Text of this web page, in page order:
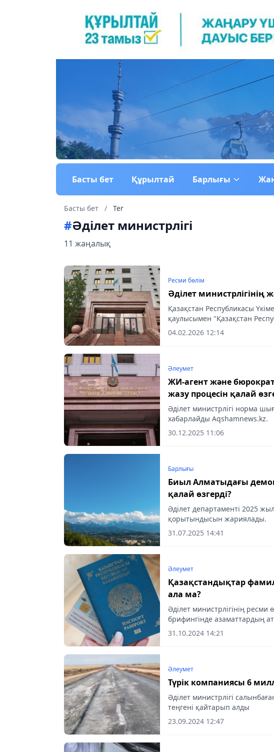
Басты бет Құрылтай Барлығы
Басты бет / Тег
#Әділет министрлігі
11 жаңалық
Ресми бөлім
Әділет министрлігінің
Қазақстан Республикасы
қаулысымен "Қазақстан
қызметі туралы" Ережеге
хабарлайды...
04.02.2026 12:14
Әлеумет
ЖИ-агент және
жазу процесін қалай
Әділет министрлігі норма
хабарлайды Aqshamnews.kz.
30.12.2025 11:06
Барлығы
Биыл Алматыдағы
қалай өзгерді?
Әділет департаменті 2025
қорытындысын жариялады.
31.07.2025 14:41
Әлеумет
Қазақстандықтар
ала ма?
Әділет министрлігінің ресми
брифингінде азаматтардың
қатысты жиі сұрақтар келіп
31.10.2024 14:21
Әлеумет
Түрік компаниясы 6
Әділет министрлігі
теңгені қайтарып алды
23.09.2024 12:47